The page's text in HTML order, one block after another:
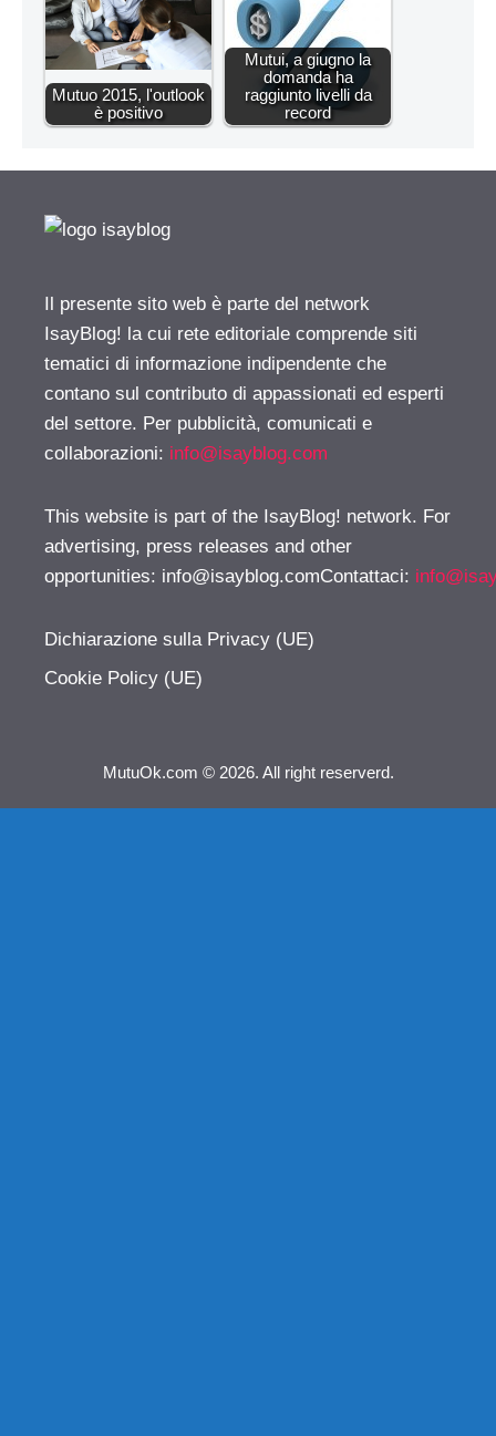
Mutuo 2015, l'outlook
è positivo
Mutui, a giugno la
domanda ha
raggiunto livelli da
record
Il presente sito web è parte del network
IsayBlog! la cui rete editoriale comprende siti
tematici di informazione indipendente che
contano sul contributo di appassionati ed esperti
del settore. Per pubblicità, comunicati e
collaborazioni: info@isayblog.com
This website is part of the IsayBlog! network. For
advertising, press releases and other
opportunities: info@isayblog.comContattaci:
Dichiarazione sulla Privacy (UE)
Cookie Policy (UE)
MutuOk.com © 2026. All right reserverd.